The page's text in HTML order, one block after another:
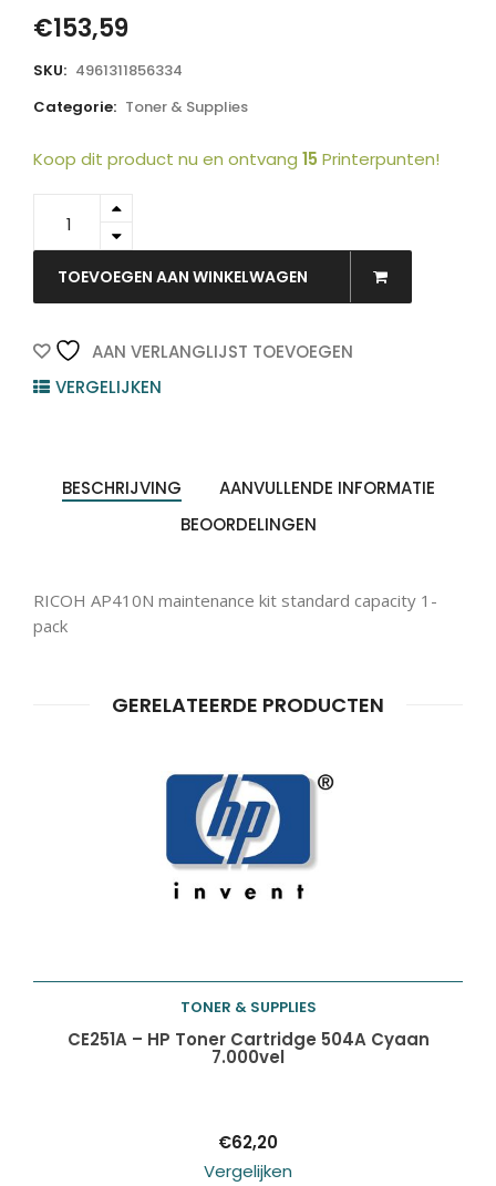
€153,59
SKU: 4961311856334
Categorie: Toner & Supplies
Koop dit product nu en ontvang 15 Printerpunten!
RICOH
Onderhoudskit
1st
TOEVOEGEN AAN WINKELWAGEN
AAN VERLANGLIJST TOEVOEGEN
VERGELIJKEN
BESCHRIJVING
AANVULLENDE INFORMATIE
BEOORDELINGEN
RICOH AP410N maintenance kit standard capacity 1-
pack
GERELATEERDE PRODUCTEN
Toevoegen aan
TONER & SUPPLIES
CE251A – HP Toner Cartridge 504A Cyaan
7.000vel
€62,20
Vergelijken
Producten